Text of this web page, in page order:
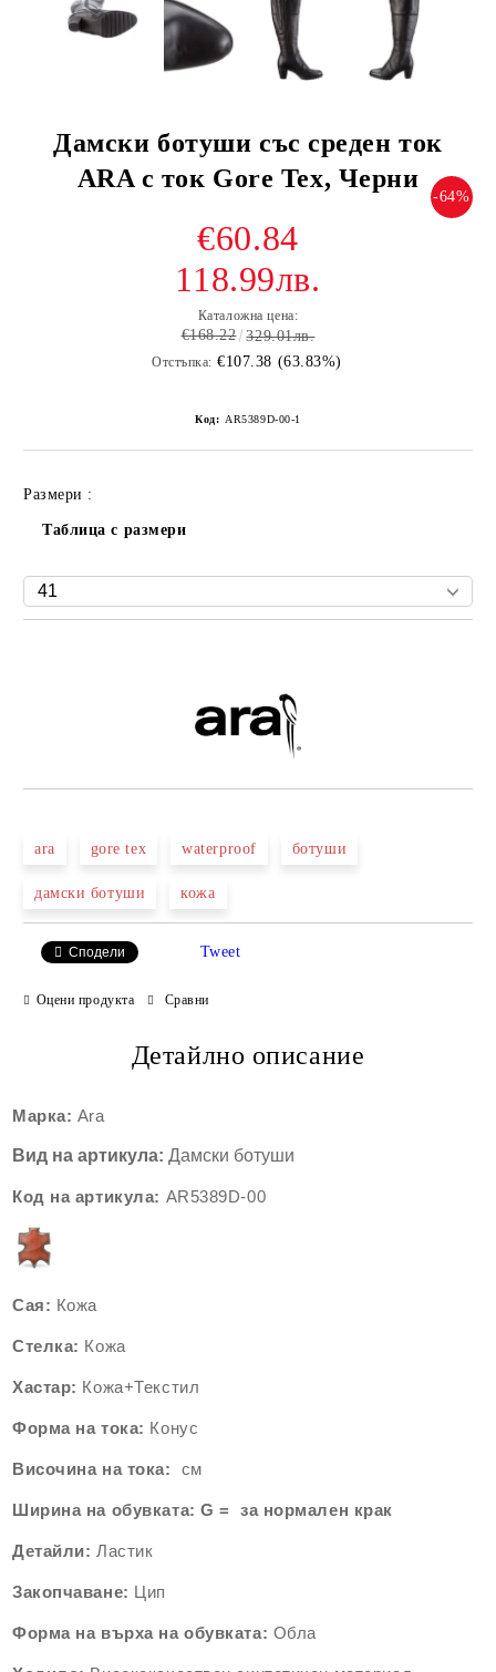
Дамски ботуши със среден ток
ARA с ток Gore Tex, Черни
-64%
€60.84
118.99лв.
Каталожна цена:
€168.22 329.01лв.
Отстъпка: €107.38 (63.83%)
Код: AR5389D-00-1
Размери :
Таблица с размери
ara gore tex waterproof ботуши
дамски ботуши кожа
Сподели Tweet
Оцени продукта Сравни
Детайлно описание
Марка: Ara
Вид на артикула: Дамски ботуши
Код на артикула: AR5389D-00
Сая: Кожа
Стелка: Кожа
Хастар: Кожа+Текстил
Форма на тока: Конус
Височина на тока: см
Ширина на обувката: G = за нормален крак
Детайли: Ластик
Закопчаване: Цип
Форма на върха на обувката: Обла